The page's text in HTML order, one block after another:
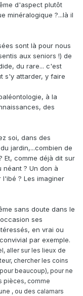
d'aspect plutôt
minéralogique ?...là il
sont là pour nous
aux seniors !) de
du rare... c'est
s'y attarder, y faire
à la
des
soi, dans des
jardin,...combien de
Et, comme déjà dit sur
? Un don à
l'ibé ? Les imaginer
sans doute dans le
ses
en vrai ou
par exemple.
aller sur les lieux de
chercher les coins
beaucoup), pour ne
pièces, comme
, ou des calamars